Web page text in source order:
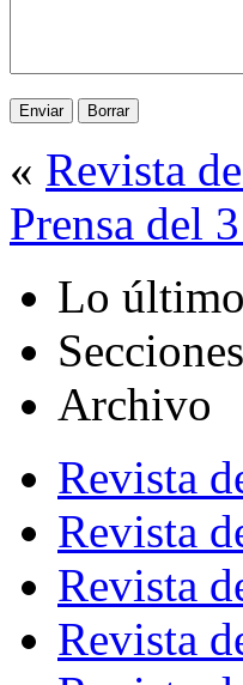
« Revista
Prensa del
Lo último
Secciones
Archivo
Revista
Revista
Revista
Revista